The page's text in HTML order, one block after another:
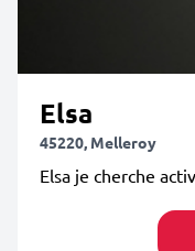
Elsa
45220, Melleroy
Elsa je cherche